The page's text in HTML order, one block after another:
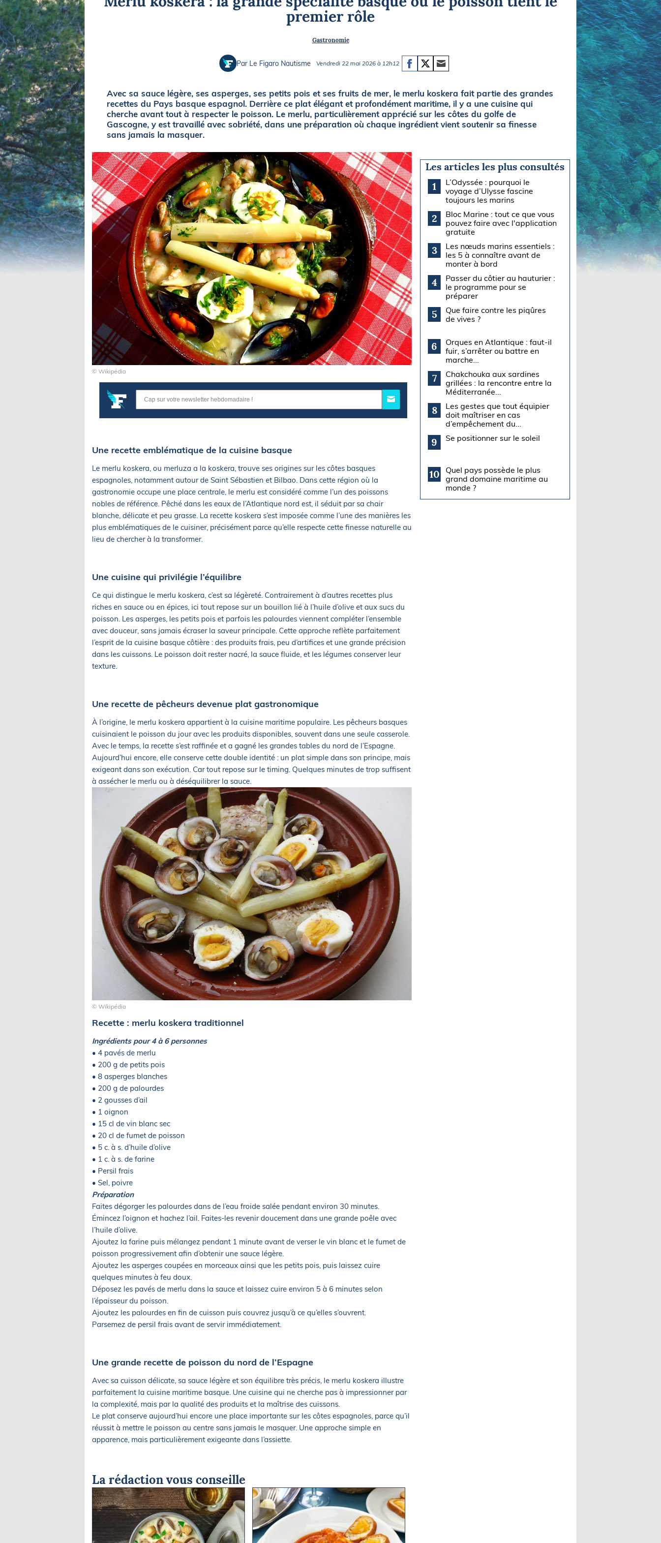
Equipements
LOISIRS
Glisse
Briefings
premier rôle
Gastronomie
Par Le Figaro Nautisme Vendredi 22 mai 2026 à 12h12
Avec sa sauce légère, ses asperges, ses petits pois et ses fruits de mer, le merlu koskera fait partie des grandes
recettes du Pays basque espagnol. Derrière ce plat élégant et profondément maritime, il y a une cuisine qui
cherche avant tout à respecter le poisson. Le merlu, particulièrement apprécié sur les côtes du golfe de
Gascogne, y est travaillé avec sobriété, dans une préparation où chaque ingrédient vient soutenir sa finesse
sans jamais la masquer.
© Wikipédia
Une recette emblématique de la cuisine basque
Le merlu koskera, ou merluza a la koskera, trouve ses origines sur les côtes basques
espagnoles, notamment autour de Saint Sébastien et Bilbao. Dans cette région où la
gastronomie occupe une place centrale, le merlu est considéré comme l’un des poissons
nobles de référence. Pêché dans les eaux de l’Atlantique nord est, il séduit par sa chair
blanche, délicate et peu grasse. La recette koskera s’est imposée comme l’une des manières les
plus emblématiques de le cuisiner, précisément parce qu’elle respecte cette finesse naturelle au
lieu de chercher à la transformer.
Une cuisine qui privilégie l’équilibre
Ce qui distingue le merlu koskera, c’est sa légèreté. Contrairement à d’autres recettes plus
riches en sauce ou en épices, ici tout repose sur un bouillon lié à l’huile d’olive et aux sucs du
poisson. Les asperges, les petits pois et parfois les palourdes viennent compléter l’ensemble
avec douceur, sans jamais écraser la saveur principale. Cette approche reflète parfaitement
l’esprit de la cuisine basque côtière : des produits frais, peu d’artifices et une grande précision
dans les cuissons. Le poisson doit rester nacré, la sauce fluide, et les légumes conserver leur
texture.
Une recette de pêcheurs devenue plat gastronomique
À l’origine, le merlu koskera appartient à la cuisine maritime populaire. Les pêcheurs basques
cuisinaient le poisson du jour avec les produits disponibles, souvent dans une seule casserole.
Avec le temps, la recette s’est raffinée et a gagné les grandes tables du nord de l’Espagne.
Aujourd’hui encore, elle conserve cette double identité : un plat simple dans son principe, mais
exigeant dans son exécution. Car tout repose sur le timing. Quelques minutes de trop suffisent
à assécher le merlu ou à déséquilibrer la sauce.
© Wikipédia
Recette : merlu koskera traditionnel
Ingrédients pour 4 à 6 personnes
• 4 pavés de merlu
• 200 g de petits pois
• 8 asperges blanches
• 200 g de palourdes
• 2 gousses d’ail
• 1 oignon
• 15 cl de vin blanc sec
• 20 cl de fumet de poisson
• 5 c. à s. d’huile d’olive
• 1 c. à s. de farine
• Persil frais
• Sel, poivre
Préparation
Faites dégorger les palourdes dans de l’eau froide salée pendant environ 30 minutes.
Émincez l’oignon et hachez l’ail. Faites-les revenir doucement dans une grande poêle avec
l’huile d’olive.
Ajoutez la farine puis mélangez pendant 1 minute avant de verser le vin blanc et le fumet de
poisson progressivement afin d’obtenir une sauce légère.
Ajoutez les asperges coupées en morceaux ainsi que les petits pois, puis laissez cuire
quelques minutes à feu doux.
Déposez les pavés de merlu dans la sauce et laissez cuire environ 5 à 6 minutes selon
l’épaisseur du poisson.
Ajoutez les palourdes en fin de cuisson puis couvrez jusqu’à ce qu’elles s’ouvrent.
Parsemez de persil frais avant de servir immédiatement.
Une grande recette de poisson du nord de l’Espagne
Avec sa cuisson délicate, sa sauce légère et son équilibre très précis, le merlu koskera illustre
parfaitement la cuisine maritime basque. Une cuisine qui ne cherche pas à impressionner par
la complexité, mais par la qualité des produits et la maîtrise des cuissons.
Le plat conserve aujourd’hui encore une place importante sur les côtes espagnoles, parce qu’il
réussit à mettre le poisson au centre sans jamais le masquer. Une approche simple en
apparence, mais particulièrement exigeante dans l’assiette.
La rédaction vous conseille
Les articles les plus consultés
1
L’Odyssée : pourquoi le
voyage d’Ulysse fascine
toujours les marins
2
Bloc Marine : tout ce que vous
pouvez faire avec l'application
gratuite
3
Les nœuds marins essentiels :
les 5 à connaître avant de
monter à bord
4
Passer du côtier au hauturier :
le programme pour se
préparer
5
Que faire contre les piqûres
de vives ?
6
Orques en Atlantique : faut-il
fuir, s’arrêter ou battre en
marche...
7
Chakchouka aux sardines
grillées : la rencontre entre la
Méditerranée...
8
Les gestes que tout équipier
doit maîtriser en cas
d’empêchement du...
9 Se positionner sur le soleil
10
Quel pays possède le plus
grand domaine maritime au
monde ?